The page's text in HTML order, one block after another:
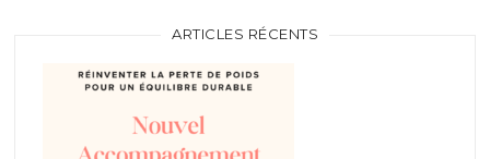
ARTICLES RÉCENTS